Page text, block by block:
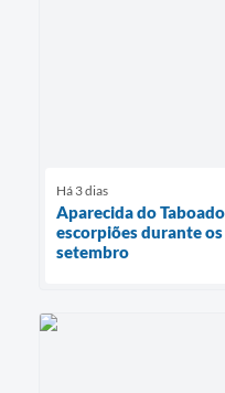
Há 3 dias
Aparecida do
escorpiões durante
setembro